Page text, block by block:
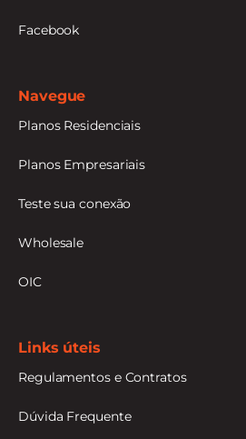
Facebook
Navegue
Planos Residenciais
Planos Empresariais
Teste sua conexão
Wholesale
OIC
Links úteis
Regulamentos e Contratos
Dúvida Frequente